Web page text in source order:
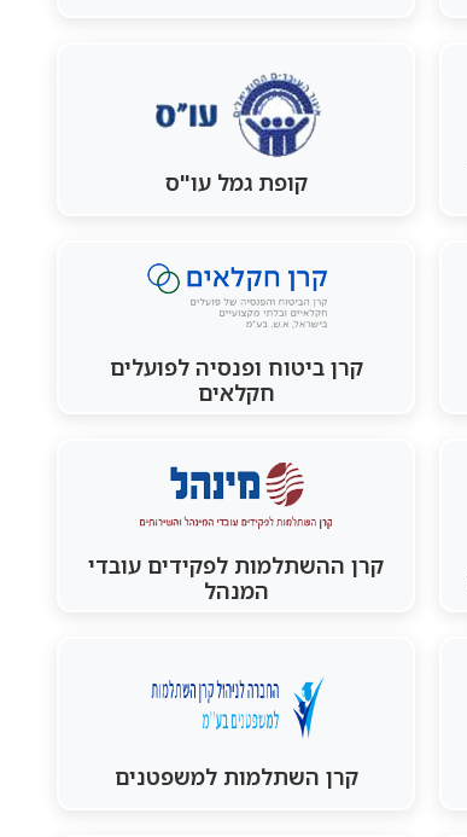
קופת גמל עו"ס
קרן ביטוח ופנסיה לפועלים
חקלאים
קרן ההשתלמות לפקידים עובדי
המנהל
קרן השתלמות למשפטנים